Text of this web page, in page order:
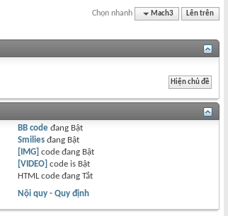
Chọn nhanh Mach3 Lên trên
BB code đang Bật
Smilies đang Bật
[IMG] code đang Bật
[VIDEO] code is Bật
HTML code đangTắt
Nội quy - Quy định